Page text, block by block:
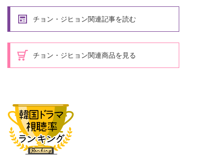
チョン・ジヒョン関連記事を読む
チョン・ジヒョン関連商品を見る